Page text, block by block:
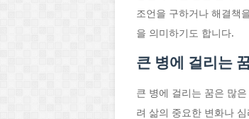
조언을 구하거나 해결책
을 의미하기도 합니다.
큰 병에 걸리는
큰 병에 걸리는 꿈은 많
려 삶의 중요한 변화나